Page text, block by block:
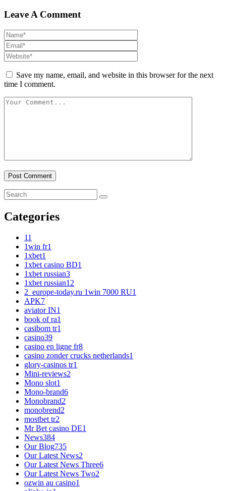
Leave A Comment
Save my name, email, and website in this browser for the next
time I comment.
Categories
11
1win fr1
1xbet1
1xbet casino BD1
1xbet russian3
1xbet russian12
2_europe-today.ru 1win 7000 RU1
APK7
aviator IN1
book of ra1
casibom tr1
casino39
casino en ligne fr8
casino zonder crucks netherlands1
glory-casinos tr1
Mini-reviews2
Mono slot1
Mono-brand6
Monobrand2
monobrend2
mostbet tr2
Mr Bet casino DE1
News384
Our Blog735
Our Latest News2
Our Latest News Three6
Our Latest News Two2
ozwin au casino1